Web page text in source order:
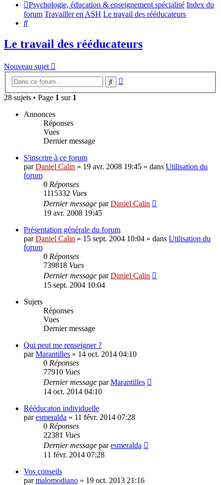
Psychologie, éducation & enseignement spécialisé Index du
forum Travailler en ASH Le travail des rééducateurs
Rechercher
Le travail des rééducateurs
Nouveau sujet
Rechercher
28 sujets • Page 1 sur 1
Annonces
Réponses
Vues
Dernier message
S'inscrire à ce forum
parDaniel Calin » 19 avr. 2008 19:45 » dans Utilisation du
forum
0 Réponses
1115332 Vues
Dernier message parDaniel Calin
19 avr. 2008 19:45
Présentation générale du forum
parDaniel Calin » 15 sept. 2004 10:04 » dans Utilisation du
forum
0 Réponses
739818 Vues
Dernier message parDaniel Calin
15 sept. 2004 10:04
Sujets
Réponses
Vues
Dernier message
Qui peut me renseigner ?
parMarantilles » 14 oct. 2014 04:10
0 Réponses
77910 Vues
Dernier message parMarantilles
14 oct. 2014 04:10
Rééducaton individuelle
paresmeralda » 11 févr. 2014 07:28
0 Réponses
22381 Vues
Dernier message paresmeralda
11 févr. 2014 07:28
Vos conseils
parmalomodiano » 19 oct. 2013 21:16